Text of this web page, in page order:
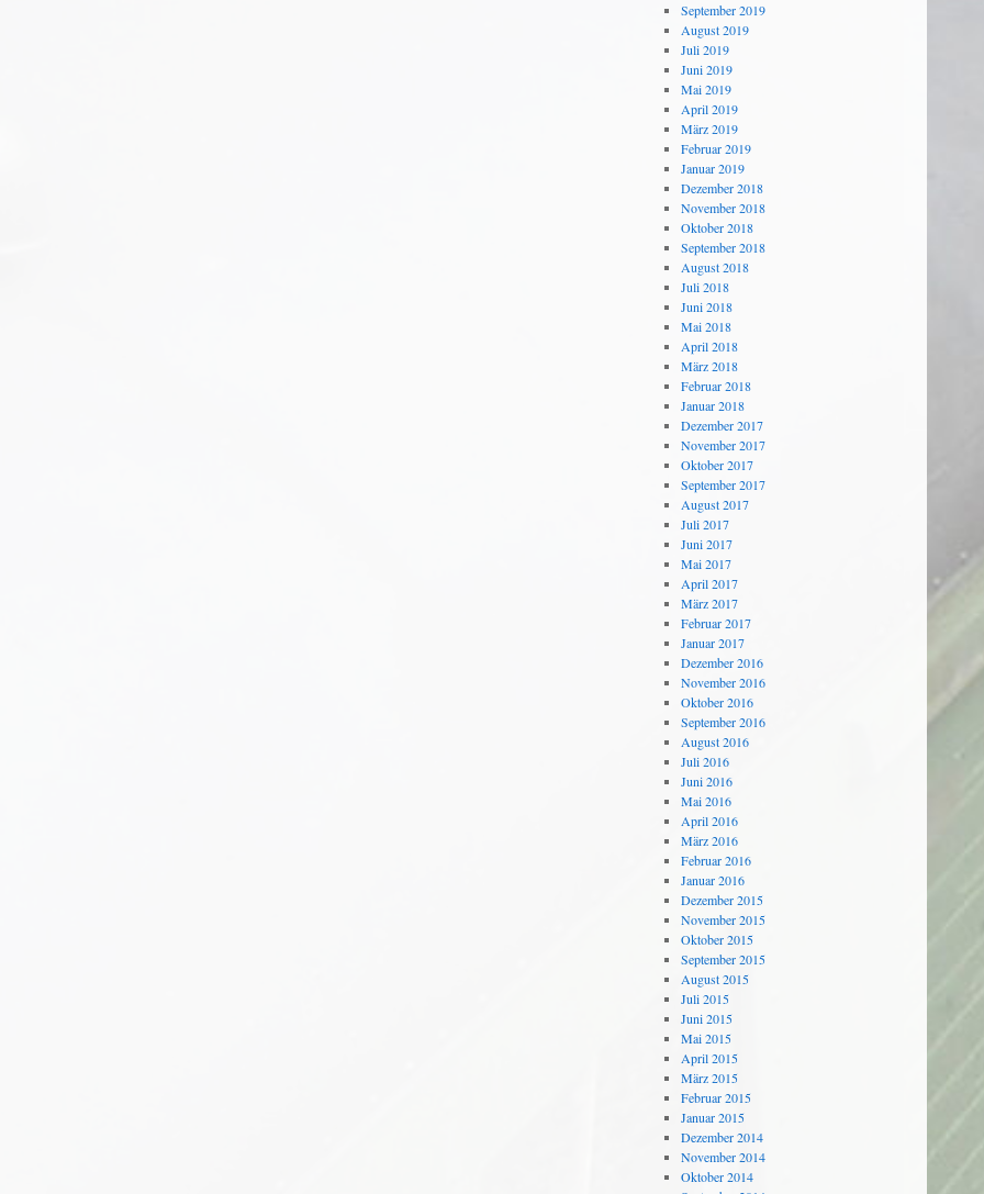
September 2019
August 2019
Juli 2019
Juni 2019
Mai 2019
April 2019
März 2019
Februar 2019
Januar 2019
Dezember 2018
November 2018
Oktober 2018
September 2018
August 2018
Juli 2018
Juni 2018
Mai 2018
April 2018
März 2018
Februar 2018
Januar 2018
Dezember 2017
November 2017
Oktober 2017
September 2017
August 2017
Juli 2017
Juni 2017
Mai 2017
April 2017
März 2017
Februar 2017
Januar 2017
Dezember 2016
November 2016
Oktober 2016
September 2016
August 2016
Juli 2016
Juni 2016
Mai 2016
April 2016
März 2016
Februar 2016
Januar 2016
Dezember 2015
November 2015
Oktober 2015
September 2015
August 2015
Juli 2015
Juni 2015
Mai 2015
April 2015
März 2015
Februar 2015
Januar 2015
Dezember 2014
November 2014
Oktober 2014